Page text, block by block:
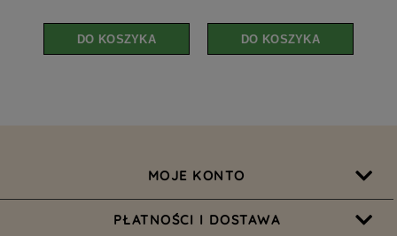
DO KOSZYKA DO KOSZYKA
MOJE KONTO
PŁATNOŚCI I DOSTAWA